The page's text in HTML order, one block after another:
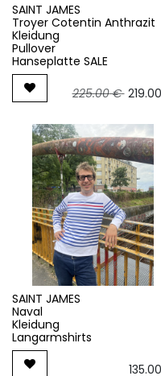
SAINT JAMES
Troyer Cotentin Anthrazit
Kleidung
Pullover
Hanseplatte SALE
225.00€ 219.00
SAINT JAMES
Naval
Kleidung
Langarmshirts
135.00